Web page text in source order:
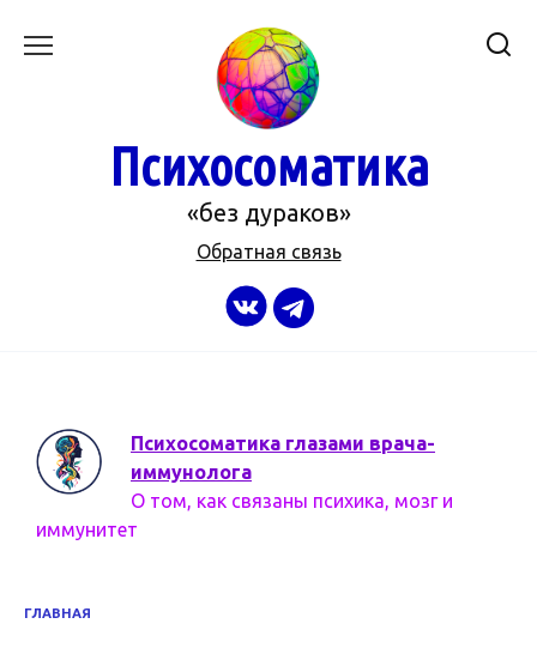
Психосоматика
«без дураков»
Обратная связь
Психосоматика глазами врача-
иммунолога
О том, как связаны психика, мозг и
иммунитет
ГЛАВНАЯ